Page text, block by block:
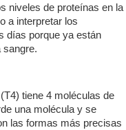
niveles de proteínas en la
a interpretar los
días porque ya están
sangre.
tiene 4 moléculas de
una molécula y se
las formas más precisas